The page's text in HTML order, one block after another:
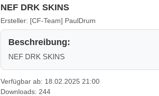
NEF DRK SKINS
Ersteller: [CF-Team] PaulDrum
Beschreibung:
NEF DRK SKINS
Verfügbar ab: 18.02.2025 21:00
Downloads: 244